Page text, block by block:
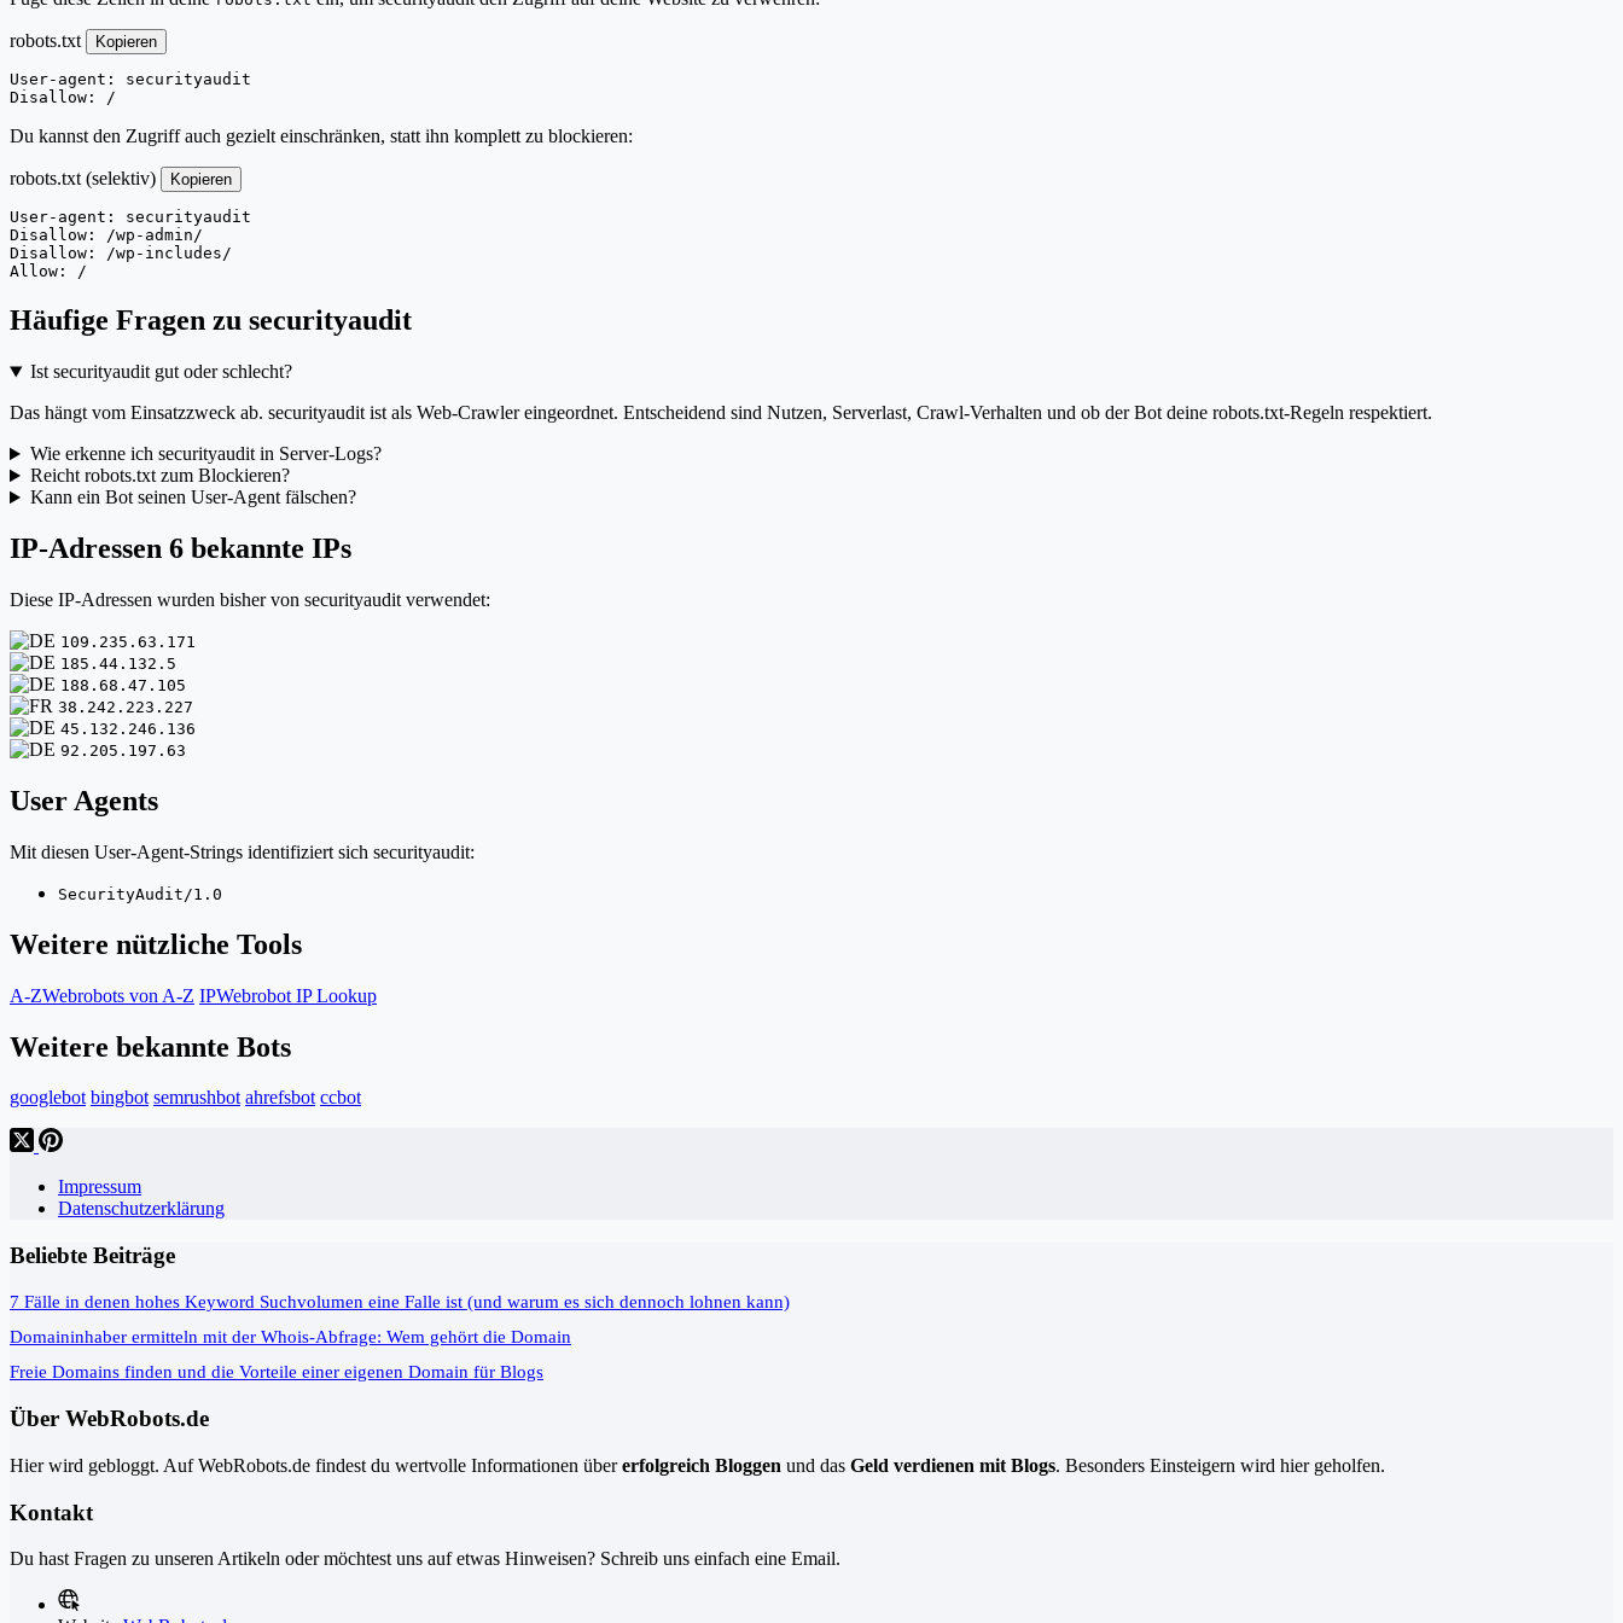
robots.txt Kopieren
User-agent: securityaudit
Disallow: /
Du kannst den Zugriff auch gezielt einschränken, statt ihn komplett zu blockieren:
robots.txt (selektiv) Kopieren
User-agent: securityaudit
Disallow: /wp-admin/
Disallow: /wp-includes/
Allow: /
Häufige Fragen zu securityaudit
Ist securityaudit gut oder schlecht?
Das hängt vom Einsatzzweck ab. securityaudit ist als Web-Crawler eingeordnet. Entscheidend sind Nutzen, Serverlast, Crawl-Verhalten und ob der Bot deine robots.txt-Regeln respektiert.
Wie erkenne ich securityaudit in Server-Logs?
Reicht robots.txt zum Blockieren?
Kann ein Bot seinen User-Agent fälschen?
IP-Adressen 6 bekannte IPs
Diese IP-Adressen wurden bisher von securityaudit verwendet:
109.235.63.171
185.44.132.5
188.68.47.105
38.242.223.227
45.132.246.136
92.205.197.63
User Agents
Mit diesen User-Agent-Strings identifiziert sich securityaudit:
SecurityAudit/1.0
Weitere nützliche Tools
A-ZWebrobots von A-Z IPWebrobot IP Lookup
Weitere bekannte Bots
googlebot bingbot semrushbot ahrefsbot ccbot
Impressum
Datenschutzerklärung
Beliebte Beiträge
7 Fälle in denen hohes Keyword Suchvolumen eine Falle ist (und warum es sich dennoch lohnen kann)
Domaininhaber ermitteln mit der Whois-Abfrage: Wem gehört die Domain
Freie Domains finden und die Vorteile einer eigenen Domain für Blogs
Über WebRobots.de
Hier wird gebloggt. Auf WebRobots.de findest du wertvolle Informationen übererfolgreich Bloggen und das Geld verdienen mit Blogs. Besonders Einsteigern wird hier geholfen.
Kontakt
Du hast Fragen zu unseren Artikeln oder möchtest uns auf etwas Hinweisen? Schreib uns einfach eine Email.